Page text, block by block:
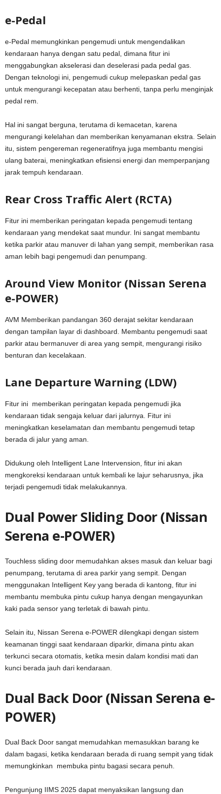
e-Pedal
e-Pedal memungkinkan pengemudi untuk mengendalikan
kendaraan hanya dengan satu pedal, dimana fitur ini
menggabungkan akselerasi dan deselerasi pada pedal gas.
Dengan teknologi ini, pengemudi cukup melepaskan pedal gas
untuk mengurangi kecepatan atau berhenti, tanpa perlu menginjak
pedal rem.
Hal ini sangat berguna, terutama di kemacetan, karena
mengurangi kelelahan dan memberikan kenyamanan ekstra. Selain
itu, sistem pengereman regeneratifnya juga membantu mengisi
ulang baterai, meningkatkan efisiensi energi dan memperpanjang
jarak tempuh kendaraan.
Rear Cross Traffic Alert (RCTA)
Fitur ini memberikan peringatan kepada pengemudi tentang
kendaraan yang mendekat saat mundur. Ini sangat membantu
ketika parkir atau manuver di lahan yang sempit, memberikan rasa
aman lebih bagi pengemudi dan penumpang.
Around View Monitor (Nissan Serena
e-POWER)
AVM Memberikan pandangan 360 derajat sekitar kendaraan
dengan tampilan layar di dashboard. Membantu pengemudi saat
parkir atau bermanuver di area yang sempit, mengurangi risiko
benturan dan kecelakaan.
Lane Departure Warning (LDW)
Fitur ini memberikan peringatan kepada pengemudi jika
kendaraan tidak sengaja keluar dari jalurnya. Fitur ini
meningkatkan keselamatan dan membantu pengemudi tetap
berada di jalur yang aman.
Didukung oleh Intelligent Lane Intervension, fitur ini akan
mengkoreksi kendaraan untuk kembali ke lajur seharusnya, jika
terjadi pengemudi tidak melakukannya.
Dual Power Sliding Door (Nissan
Serena e-POWER)
Touchless sliding door memudahkan akses masuk dan keluar bagi
penumpang, terutama di area parkir yang sempit. Dengan
menggunakan Intelligent Key yang berada di kantong, fitur ini
membantu membuka pintu cukup hanya dengan mengayunkan
kaki pada sensor yang terletak di bawah pintu.
Selain itu, Nissan Serena e-POWER dilengkapi dengan sistem
keamanan tinggi saat kendaraan diparkir, dimana pintu akan
terkunci secara otomatis, ketika mesin dalam kondisi mati dan
kunci berada jauh dari kendaraan.
Dual Back Door (Nissan Serena e-
POWER)
Dual Back Door sangat memudahkan memasukkan barang ke
dalam bagasi, ketika kendaraan berada di ruang sempit yang tidak
memungkinkan membuka pintu bagasi secara penuh.
Pengunjung IIMS 2025 dapat menyaksikan langsung dan